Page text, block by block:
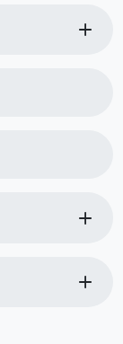
add
add
add